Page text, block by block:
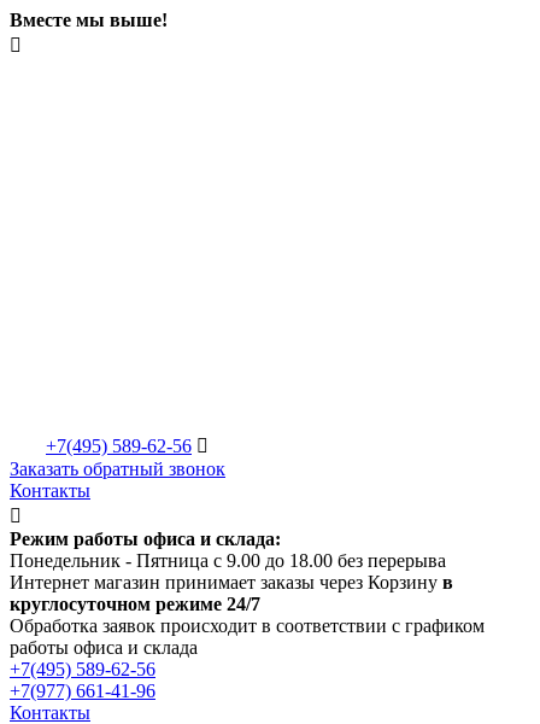
Вместе мы выше!

+7(495) 589-62-56 
Заказать обратный звонок
Контакты

Режим работы офиса и склада:
Понедельник - Пятница с 9.00 до 18.00 без перерыва
Интернет магазин принимает заказы через Корзину в
круглосуточном режиме 24/7
Обработка заявок происходит в соответствии с графиком
работы офиса и склада
+7(495) 589-62-56
+7(977) 661-41-96
Контакты